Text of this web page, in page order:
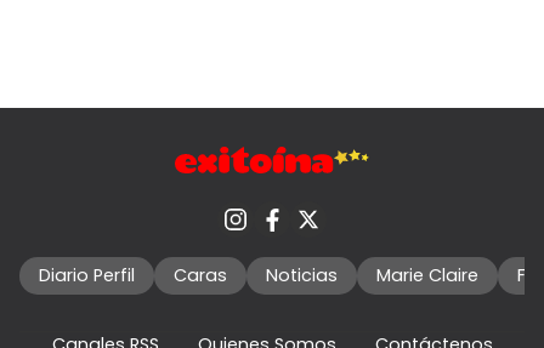
Diario Perfil Caras Noticias Marie Claire